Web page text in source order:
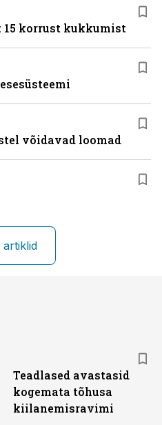
15 korrust kukkumist
võidavad loomad
artiklid
Teadlased avastasid
kogemata tõhusa
kiilanemisravimi